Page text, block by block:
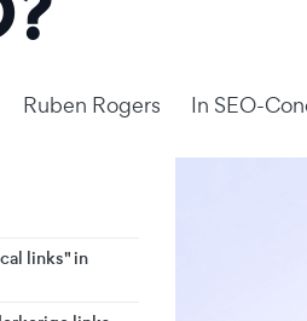
Ruben Rogers In SEO-
links" in